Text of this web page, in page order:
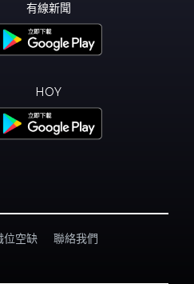
有線新聞
HOY
位空缺 聯絡我們